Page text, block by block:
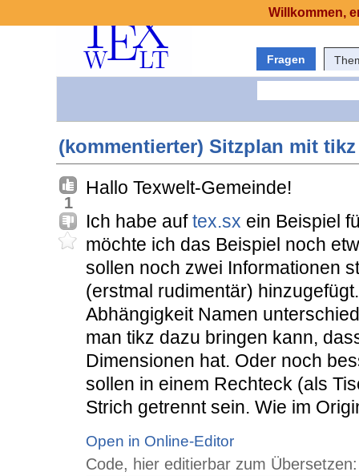
Fragen
(kommentierter) Sitzplan mit tikz
1
Hallo Texwelt-Gemeinde!
Ich habe auftex.sx ein Beispiel
möchte ich das Beispiel noch
sollen noch zwei Informationen
(erstmal rudimentär)
Abhängigkeit Namen
man tikz dazu bringen kann,
Dimensionen hat. Oder noch
sollen in einem Rechteck (als
Strich getrennt sein. Wie im
Open in Online-Editor
Code, hier editierbar zum Übersetzen:
Willkommen,